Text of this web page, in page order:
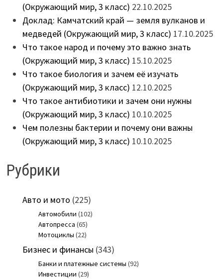
(Окружающий мир, 3 класс) 22.10.2025
Доклад: Камчатский край — земля вулканов и
медведей (Окружающий мир, 3 класс) 17.10.2025
Что такое народ и почему это важно знать
(Окружающий мир, 3 класс) 15.10.2025
Что такое биология и зачем её изучать
(Окружающий мир, 3 класс) 12.10.2025
Что такое антибиотики и зачем они нужны
(Окружающий мир, 3 класс) 10.10.2025
Чем полезны бактерии и почему они важны
(Окружающий мир, 3 класс) 10.10.2025
Рубрики
Авто и мото (225)
Автомобили (102)
Автопресса (65)
Мотоциклы (22)
Бизнес и финансы (343)
Банки и платежные системы (92)
Инвестиции (29)